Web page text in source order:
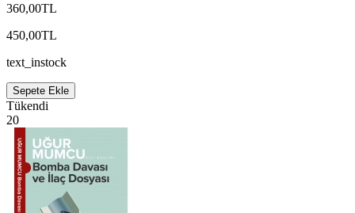
360,00TL
450,00TL
text_instock
Sepete Ekle
Tükendi
20